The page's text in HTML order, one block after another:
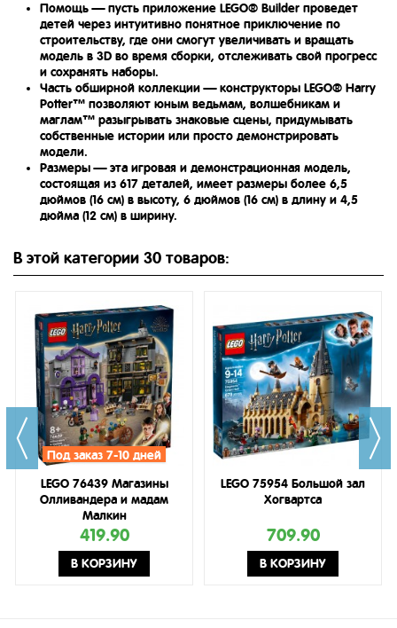
Помощь — пусть приложение LEGO® Builder проведет
детей через интуитивно понятное приключение по
строительству, где они смогут увеличивать и вращать
модель в 3D во время сборки, отслеживать свой прогресс
и сохранять наборы.
Часть обширной коллекции — конструкторы LEGO® Harry
Potter™ позволяют юным ведьмам, волшебникам и
маглам™ разыгрывать знаковые сцены, придумывать
собственные истории или просто демонстрировать
модели.
Размеры — эта игровая и демонстрационная модель,
состоящая из 617 деталей, имеет размеры более 6,5
дюймов (16 см) в высоту, 6 дюймов (16 см) в длину и 4,5
дюйма (12 см) в ширину.
В этой категории 30 товаров:
Под заказ 7-10 дней
LEGO 76439 Магазины
Олливандера и мадам
Малкин
419.90
В КОРЗИНУ
LEGO 75954 Большой зал
Хогвартса
709.90
В КОРЗИНУ